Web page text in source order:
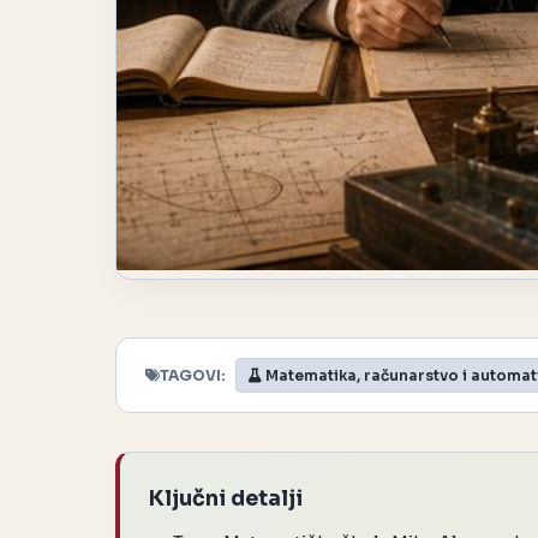
TAGOVI: Matematika, računarstvo i
Ključni detalji